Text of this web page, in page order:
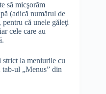
să micşorăm
(adică numărul de
că unele găleţi
cele care au
strict la meniurile cu
tab-ul „Menus” din